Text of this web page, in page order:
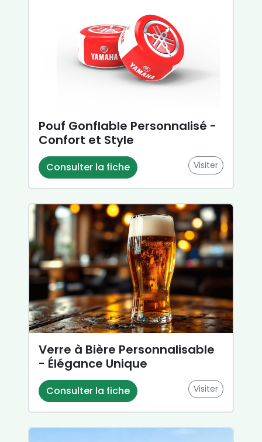
Pouf Gonflable Personnalisé -
Confort et Style
Consulter la fiche Visiter
Verre à Bière Personnalisable
- Élégance Unique
Consulter la fiche Visiter